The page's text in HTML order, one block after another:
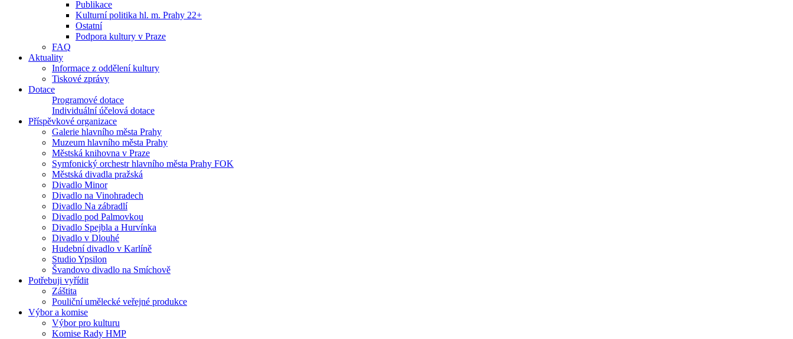
Publikace
Kulturní politika hl. m. Prahy 22+
Ostatní
Podpora kultury v Praze
FAQ
Aktuality
Informace z oddělení kultury
Tiskové zprávy
Dotace
Programové dotace
Individuální účelová dotace
Příspěvkové organizace
Galerie hlavního města Prahy
Muzeum hlavního města Prahy
Městská knihovna v Praze
Symfonický orchestr hlavního města Prahy FOK
Městská divadla pražská
Divadlo Minor
Divadlo na Vinohradech
Divadlo Na zábradlí
Divadlo pod Palmovkou
Divadlo Spejbla a Hurvínka
Divadlo v Dlouhé
Hudební divadlo v Karlíně
Studio Ypsilon
Švandovo divadlo na Smíchově
Potřebuji vyřídit
Záštita
Pouliční umělecké veřejné produkce
Výbor a komise
Výbor pro kulturu
Komise Rady HMP